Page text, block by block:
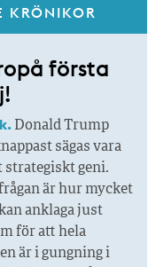
KRÖNIKOR
första
Donald Trump
sägas vara
strategiskt geni.
är hur mycket
anklaga just
för att hela
är i gungning i